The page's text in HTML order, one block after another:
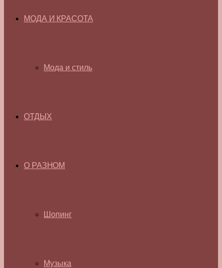
МОДА И КРАСОТА
Мода и стиль
ОТДЫХ
О РАЗНОМ
Шопинг
Музыка